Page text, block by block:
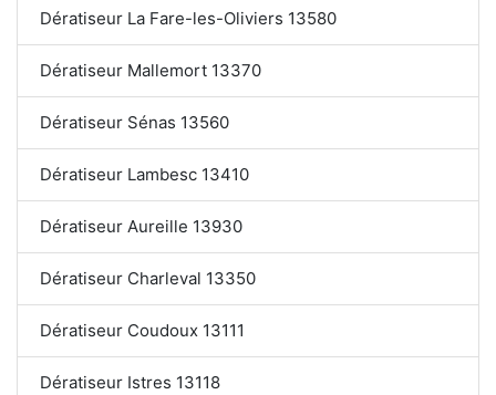
Dératiseur La Fare-les-Oliviers 13580
Dératiseur Mallemort 13370
Dératiseur Sénas 13560
Dératiseur Lambesc 13410
Dératiseur Aureille 13930
Dératiseur Charleval 13350
Dératiseur Coudoux 13111
Dératiseur Istres 13118